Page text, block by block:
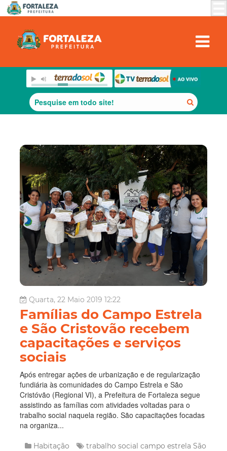
Quarta, 22 Maio 2019 12:22
Famílias do Campo Estrela
e São Cristovão recebem
capacitações e serviços
sociais
Após entregar ações de urbanização e de regularização
fundiária às comunidades do Campo Estrela e São
Cristóvão (Regional VI), a Prefeitura de Fortaleza segue
assistindo as famílias com atividades voltadas para o
trabalho social naquela região. São capacitações focadas
na organiza...
Habitação trabalho social campo estrela São